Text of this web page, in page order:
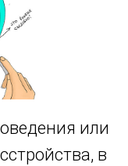
или
в